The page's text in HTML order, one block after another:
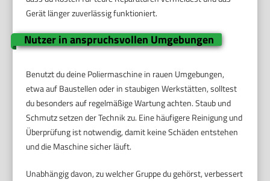
Gerät länger zuverlässig funktioniert.
Nutzer in anspruchsvollen Umgebungen
Benutzt du deine Poliermaschine in rauen Umgebungen,
etwa auf Baustellen oder in staubigen Werkstätten, solltest
du besonders auf regelmäßige Wartung achten. Staub und
Schmutz setzen der Technik zu. Eine häufigere Reinigung und
Überprüfung ist notwendig, damit keine Schäden entstehen
und die Maschine sicher läuft.
Unabhängig davon, zu welcher Gruppe du gehörst, verbessert